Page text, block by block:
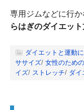
専用ジムなどに行か
らはぎのダイエッ
ダイエットと運動
ササイズ/ 女性のため
イズ/ ストレッチ/ ダイ